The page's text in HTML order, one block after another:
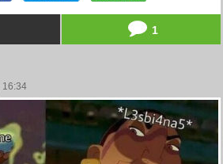
1
16:34